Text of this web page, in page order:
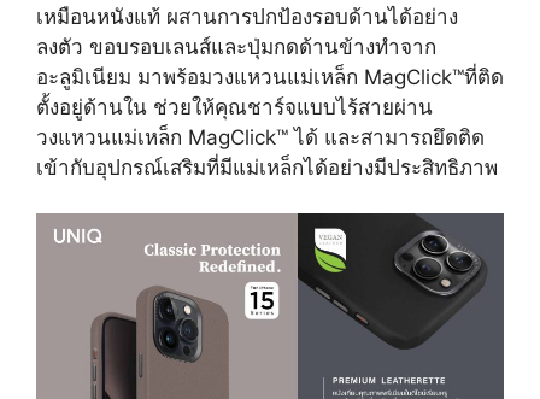
เหมือนหนังแท้ ผสานการปกป้องรอบด้านได้อย่าง
ลงตัว ขอบรอบเลนส์และปุ่มกดด้านข้างทำจาก
อะลูมิเนียม มาพร้อมวงแหวนแม่เหล็ก MagClick™ที่ติด
ตั้งอยู่ด้านใน ช่วยให้คุณชาร์จแบบไร้สายผ่าน
วงแหวนแม่เหล็ก MagClick™ ได้ และสามารถยึดติด
เข้ากับอุปกรณ์เสริมที่มีแม่เหล็กได้อย่างมีประสิทธิภาพ